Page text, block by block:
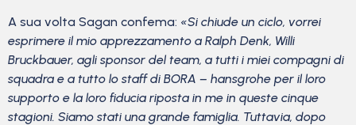
A sua volta Sagan confema: «Si chiude un ciclo, vorrei
esprimere il mio apprezzamento a Ralph Denk, Willi
Bruckbauer, agli sponsor del team, a tutti i miei compagni di
squadra e a tutto lo staff di BORA – hansgrohe per il loro
supporto e la loro fiducia riposta in me in queste cinque
stagioni. Siamo stati una grande famiglia. Tuttavia, dopo